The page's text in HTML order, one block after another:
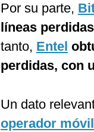
Por su parte,
líneas
tanto, Entel
perdidas, con
Un dato
operador